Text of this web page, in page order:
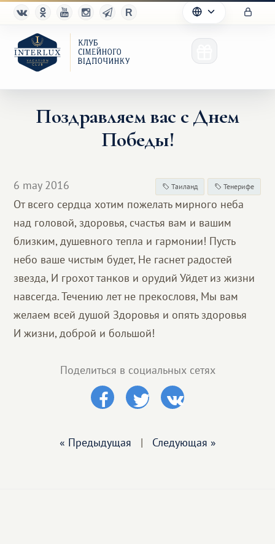
Партнерам
Благотворительность
Поздравляем вас с Днем
Победы!
6 may 2016 Таиланд Тенерифе
От всего сердца хотим пожелать мирного неба
над головой, здоровья, счастья вам и вашим
близким, душевного тепла и гармонии! Пусть
небо ваше чистым будет, Не гаснет радостей
звезда, И грохот танков и орудий Уйдет из жизни
навсегда. Течению лет не прекословя, Мы вам
желаем всей душой Здоровья и опять здоровья
И жизни, доброй и большой!
Поделиться в социальных сетях
« Предыдущая | Следующая »